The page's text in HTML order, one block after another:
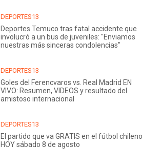
DEPORTES13
Deportes Temuco tras fatal accidente que
involucró a un bus de juveniles: "Enviamos
nuestras más sinceras condolencias"
DEPORTES13
Goles del Ferencvaros vs. Real Madrid EN
VIVO: Resumen, VIDEOS y resultado del
amistoso internacional
DEPORTES13
El partido que va GRATIS en el fútbol chileno
HOY sábado 8 de agosto